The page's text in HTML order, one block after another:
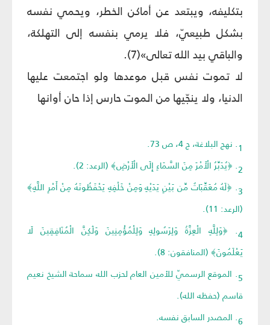
بتكليفه، ويبتعد عن أماكن الخطر، ويحمي نفسه
بشكل طبيعيّ، فلا يرمي بنفسه إلى التهلكة،
والباقي بيد الله تعالى»(7).
لا تموت نفس قبل موعدها ولو اجتمعت عليها
الدنيا، ولا ينجّيها من الموت حارس إذا حان أوانها
1. نهج البلاغة، ج 4، ص 73.
2. ﴿يُدَبِّرُ الْأَمْرَ مِنَ السَّمَاءِ إِلَى الْأَرْضِ﴾ (الرعد: 2).
3. ﴿لَهُ مُعَقِّبَاتٌ مِّن بَيْنِ يَدَيْهِ وَمِنْ خَلْفِهِ يَحْفَظُونَهُ مِنْ أَمْرِ اللَّهِ﴾
(الرعد: 11).
4. ﴿وَلِلَّهِ الْعِزَّةُ وَلِرَسُولِهِ وَلِلْمُؤْمِنِينَ وَلَٰكِنَّ الْمُنَافِقِينَ لَا
يَعْلَمُونَ﴾ (المنافقون: 8).
5. الموقع الرسميّ للأمين العام لحزب الله سماحة الشيخ نعيم
قاسم (حفظه الله).
6. المصدر السابق نفسه.